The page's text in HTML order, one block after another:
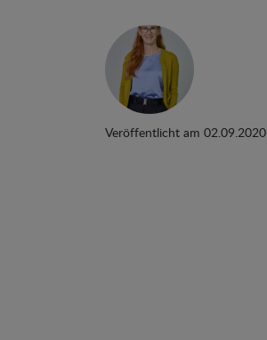
Veröffentlicht am 02.09.2020